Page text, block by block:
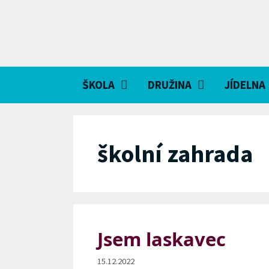
ŠKOLA DRUŽINA JÍDELNA
školní zahrada
Jsem laskavec
15.12.2022